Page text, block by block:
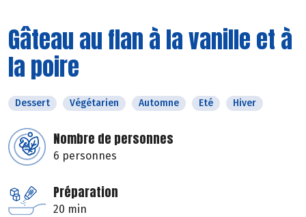
Gâteau au flan à la vanille et à
la poire
Dessert Végétarien Automne Eté Hiver
Nombre de personnes
6 personnes
Préparation
20 min